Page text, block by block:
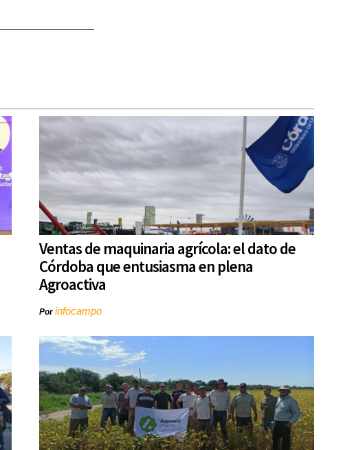
Ventas de maquinaria agrícola: el dato de
Córdoba que entusiasma en plena
Agroactiva
Porinfocampo